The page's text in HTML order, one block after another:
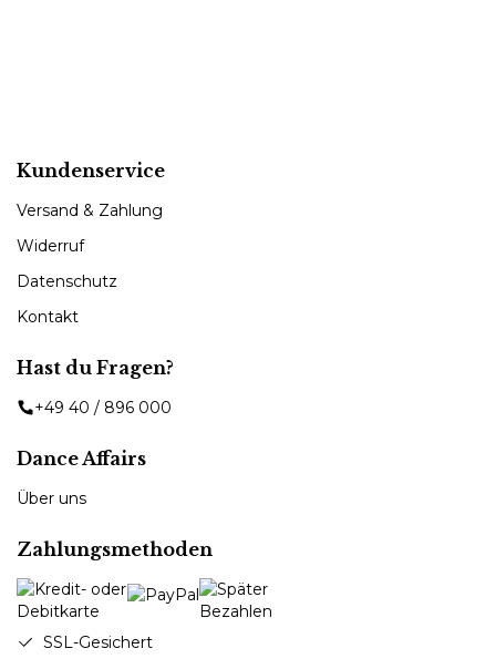
Kundenservice
Versand & Zahlung
Widerruf
Datenschutz
Kontakt
Hast du Fragen?
+49 40 / 896 000
Dance Affairs
Über uns
Zahlungsmethoden
SSL-Gesichert